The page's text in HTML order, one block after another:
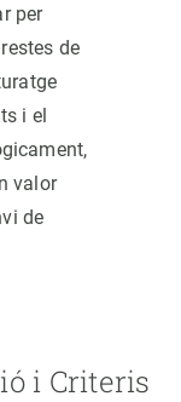
per
de
i el
valor
de
i Criteris